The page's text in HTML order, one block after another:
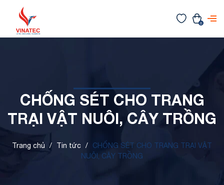
0
CHỐNG SÉT CHO TRANG
TRẠI VẬT NUÔI, CÂY TRỒNG
Trang chủ / Tin tức /
CHỐNG SÉT CHO TRANG TRẠI VẬT
NUÔI, CÂY TRỒNG